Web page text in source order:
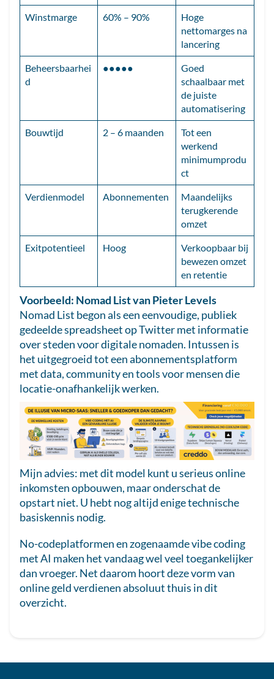
Winstmarge 60% – 90%
Hoge
nettomarges na
lancering
Beheersbaarhei
d
●●●●●
Goed
schaalbaar met
de juiste
automatisering
Bouwtijd 2 – 6 maanden
Tot een
werkend
minimumprodu
ct
Verdienmodel Abonnementen
Maandelijks
terugkerende
omzet
Exitpotentieel Hoog
Verkoopbaar bij
bewezen omzet
en retentie
Voorbeeld: Nomad List van Pieter Levels
Nomad List begon als een eenvoudige, publiek
gedeelde spreadsheet op Twitter met informatie
over steden voor digitale nomaden. Intussen is
het uitgegroeid tot een abonnementsplatform
met data, community en tools voor mensen die
locatie-onafhankelijk werken.
Mijn advies: met dit model kunt u serieus online
inkomsten opbouwen, maar onderschat de
opstart niet. U hebt nog altijd enige technische
basiskennis nodig.
No-codeplatformen en zogenaamde vibe coding
met AI maken het vandaag wel veel toegankelijker
dan vroeger. Net daarom hoort deze vorm van
online geld verdienen absoluut thuis in dit
overzicht.